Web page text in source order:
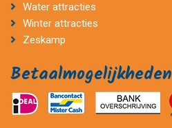
Water attracties
Winter attracties
Zeskamp
Betaalmogelijkheden